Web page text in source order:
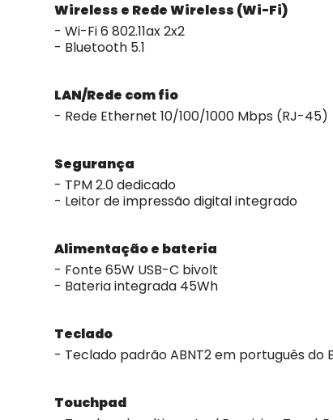
Wireless e Rede Wireless (Wi-Fi)
- Wi-Fi 6 802.11ax 2x2
- Bluetooth 5.1
LAN/Rede com fio
- Rede Ethernet 10/100/1000 Mbps (RJ-45)
Segurança
- TPM 2.0 dedicado
- Leitor de impressão digital integrado
Alimentação e bateria
- Fonte 65W USB-C bivolt
- Bateria integrada 45Wh
Teclado
- Teclado padrão ABNT2 em português do
Touchpad